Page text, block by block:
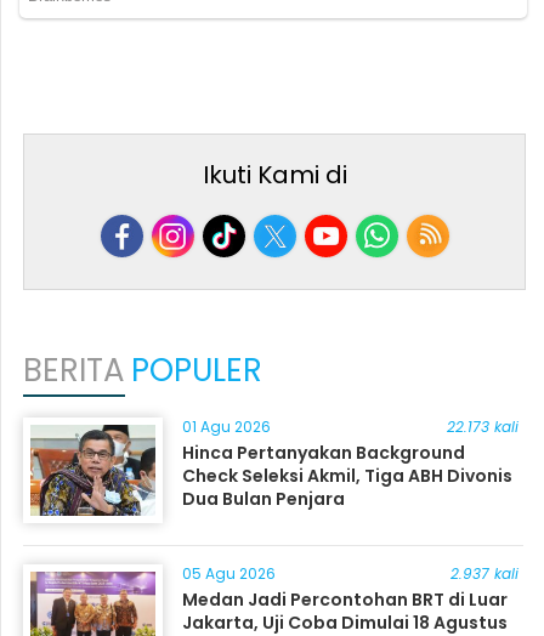
Ikuti Kami di
BERITA POPULER
01 Agu 2026 22.173 kali
Hinca Pertanyakan Background
Check Seleksi Akmil, Tiga ABH Divonis
Dua Bulan Penjara
05 Agu 2026 2.937 kali
Medan Jadi Percontohan BRT di Luar
Jakarta, Uji Coba Dimulai 18 Agustus